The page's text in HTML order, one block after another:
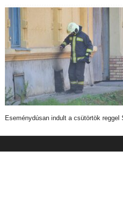
Eseménydúsan indult a csütörtök reggel